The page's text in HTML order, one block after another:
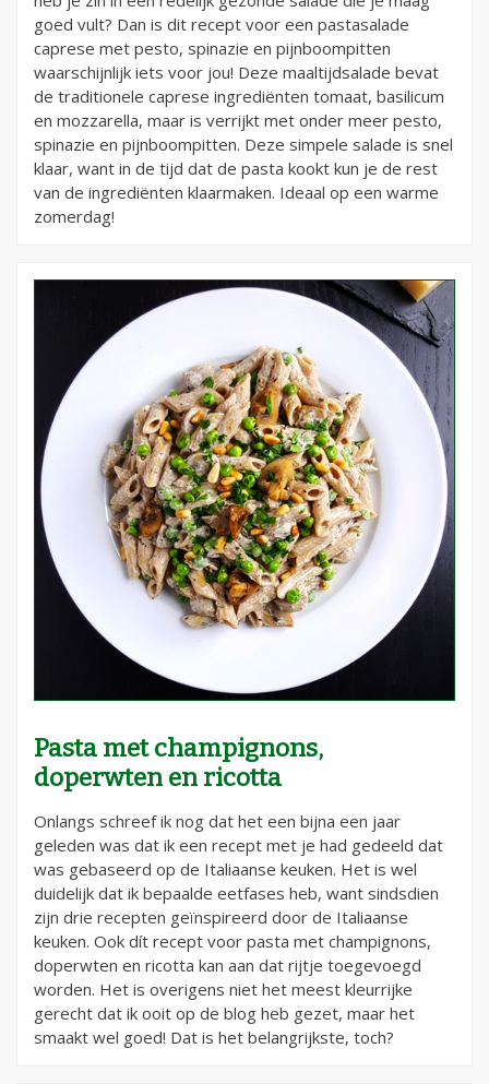
goed vult? Dan is dit recept voor een pastasalade
caprese met pesto, spinazie en pijnboompitten
waarschijnlijk iets voor jou! Deze maaltijdsalade bevat
de traditionele caprese ingrediënten tomaat, basilicum
en mozzarella, maar is verrijkt met onder meer pesto,
spinazie en pijnboompitten. Deze simpele salade is snel
klaar, want in de tijd dat de pasta kookt kun je de rest
van de ingrediënten klaarmaken. Ideaal op een warme
zomerdag!
Pasta met champignons,
doperwten en ricotta
Onlangs schreef ik nog dat het een bijna een jaar
geleden was dat ik een recept met je had gedeeld dat
was gebaseerd op de Italiaanse keuken. Het is wel
duidelijk dat ik bepaalde eetfases heb, want sindsdien
zijn drie recepten geïnspireerd door de Italiaanse
keuken. Ook dít recept voor pasta met champignons,
doperwten en ricotta kan aan dat rijtje toegevoegd
worden. Het is overigens niet het meest kleurrijke
gerecht dat ik ooit op de blog heb gezet, maar het
smaakt wel goed! Dat is het belangrijkste, toch?